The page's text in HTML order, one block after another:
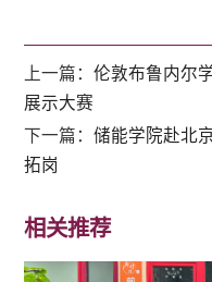
上一篇：伦敦布鲁内尔
展示大赛
下一篇：储能学院赴北
拓岗
相关推荐